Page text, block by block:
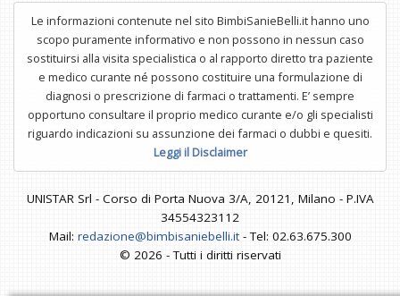
Le informazioni contenute nel sito BimbiSanieBelli.it hanno uno
scopo puramente informativo e non possono in nessun caso
sostituirsi alla visita specialistica o al rapporto diretto tra paziente
e medico curante né possono costituire una formulazione di
diagnosi o prescrizione di farmaci o trattamenti. E’ sempre
opportuno consultare il proprio medico curante e/o gli specialisti
riguardo indicazioni su assunzione dei farmaci o dubbi e quesiti.
Leggi il Disclaimer
UNISTAR Srl - Corso di Porta Nuova 3/A, 20121, Milano - P.IVA
34554323112
Mail: redazione@bimbisaniebelli.it- Tel: 02.63.675.300
© 2026 - Tutti i diritti riservati